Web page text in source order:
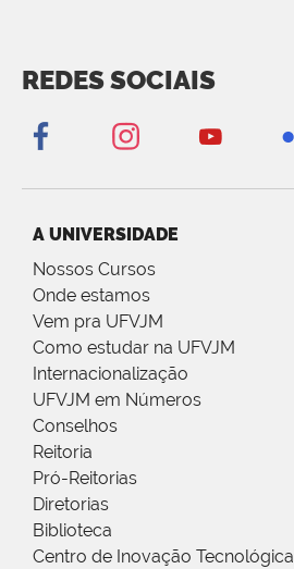
REDES SOCIAIS
A UNIVERSIDADE
Nossos Cursos
Onde estamos
Vem pra UFVJM
Como estudar na UFVJM
Internacionalização
UFVJM em Números
Conselhos
Reitoria
Pró-Reitorias
Diretorias
Biblioteca
Centro de Inovação Tecnológica